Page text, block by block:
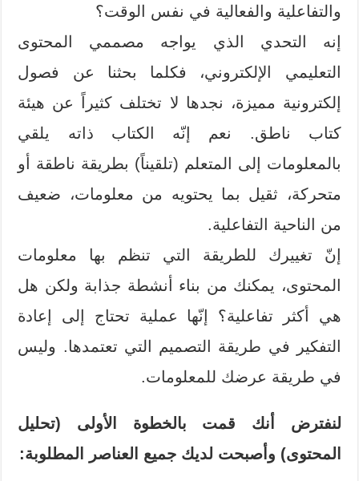
والتفاعلية والفعالية في نفس الوقت؟
إنه التحدي الذي يواجه مصممي المحتوى
التعليمي الإلكتروني، فكلما بحثنا عن فصول
إلكترونية مميزة، نجدها لا تختلف كثيراً عن هيئة
كتاب ناطق. نعم إنّه الكتاب ذاته يلقي
بالمعلومات إلى المتعلم (تلقيناً) بطريقة ناطقة أو
متحركة، ثقيل بما يحتويه من معلومات، ضعيف
من الناحية التفاعلية.
إنّ تغييرك للطريقة التي تنظم بها معلومات
المحتوى، يمكنك من بناء أنشطة جذابة ولكن هل
هي أكثر تفاعلية؟ إنّها عملية تحتاج إلى إعادة
التفكير في طريقة التصميم التي تعتمدها. وليس
في طريقة عرضك للمعلومات.
لنفترض أنك قمت بالخطوة الأولى (تحليل
المحتوى) وأصبحت لديك جميع العناصر المطلوبة: